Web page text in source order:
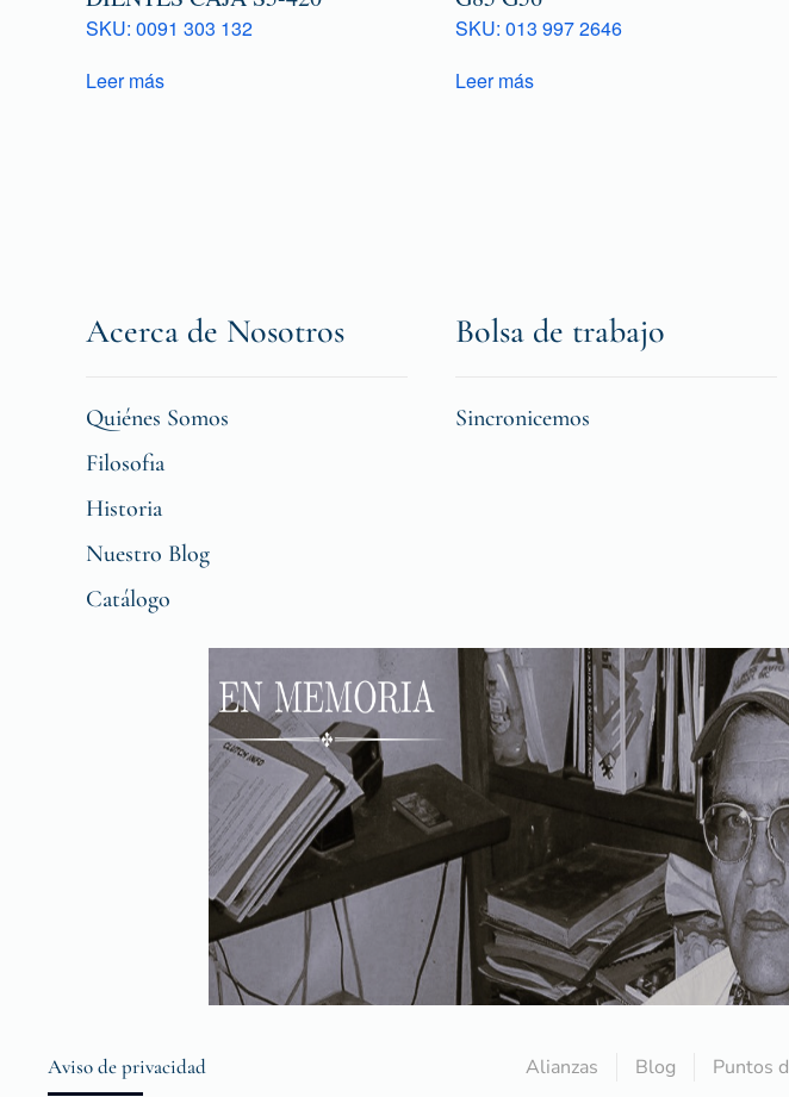
SKU: 0091 303 132
Leer más
SKU: 013 997 2646
Leer más
Acerca de Nosotros
Quiénes Somos
Filosofia
Historia
Nuestro Blog
Catálogo
Bolsa de trabajo
Sincronicemos
Aviso de privacidad Alianzas Blog Puntos